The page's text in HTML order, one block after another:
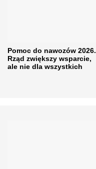
Pomoc do nawozów 2026.
Rząd zwiększy wsparcie,
ale nie dla wszystkich